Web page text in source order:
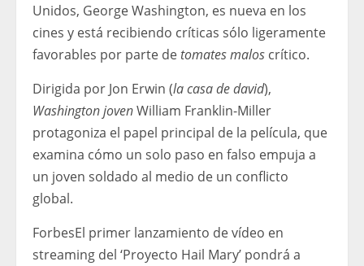
Unidos, George Washington, es nueva en los
cines y está recibiendo críticas sólo ligeramente
favorables por parte detomates malos crítico.
Dirigida por Jon Erwin (la casa de david),
Washington jovenWilliam Franklin-Miller
protagoniza el papel principal de la película, que
examina cómo un solo paso en falso empuja a
un joven soldado al medio de un conflicto
global.
ForbesEl primer lanzamiento de vídeo en
streaming del ‘Proyecto Hail Mary’ pondrá a